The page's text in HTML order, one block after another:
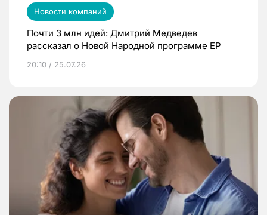
Новости компаний
Почти 3 млн идей: Дмитрий Медведев
рассказал о Новой Народной программе ЕР
20:10 / 25.07.26